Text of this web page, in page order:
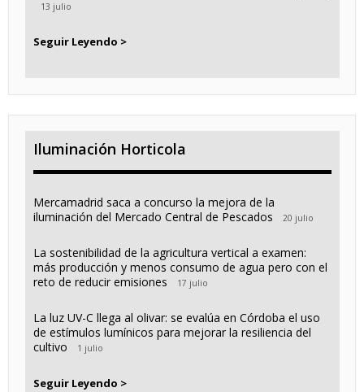
13 julio
Seguir Leyendo >
Iluminación Horticola
Mercamadrid saca a concurso la mejora de la
iluminación del Mercado Central de Pescados
20 julio
La sostenibilidad de la agricultura vertical a examen:
más producción y menos consumo de agua pero con el
reto de reducir emisiones
17 julio
La luz UV-C llega al olivar: se evalúa en Córdoba el uso
de estímulos lumínicos para mejorar la resiliencia del
cultivo
1 julio
Seguir Leyendo >